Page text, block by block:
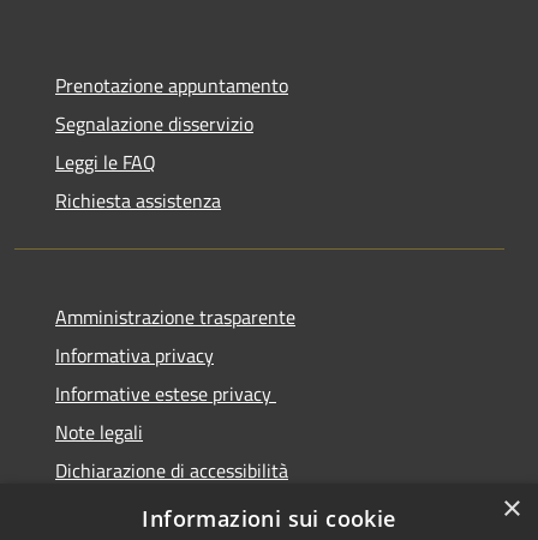
Prenotazione appuntamento
Segnalazione disservizio
Leggi le FAQ
Richiesta assistenza
Amministrazione trasparente
Informativa privacy
Informative estese privacy
Note legali
Dichiarazione di accessibilità
Obbiettivi di Accessibilità
×
Informazioni sui cookie